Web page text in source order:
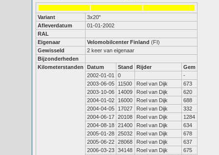
Variant
3x20"
Afleverdatum
01-01-2002
RAL
Eigenaar
Velomobilcenter Finland (FI)
Gewisseld
2 keer van eigenaar
Bijzonderheden
Kilometerstanden
Datum Stand Rijder
Gem
2002-01-01
0
-
2003-06-05
11500 Roel van Dijk
673
2003-10-06
14009 Roel van Dijk
620
2004-01-02
16000 Roel van Dijk
688
2004-04-05
17027 Roel van Dijk
332
2004-06-17 20108 Roel van Dijk
1284
2004-08-18 21400 Roel van Dijk
634
2005-01-28 25032 Roel van Dijk
678
2005-06-22 28068 Roel van Dijk
637
2006-03-23 34148 Roel van Dijk
675